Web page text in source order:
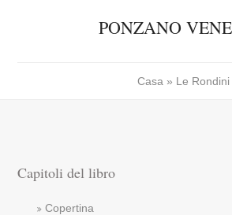
PONZANO
Casa » Le
Capitoli del libro
Copertina